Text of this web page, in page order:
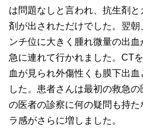
は問題なしと言われ、抗生剤
剤が出されただけでした。翌
ンチ位に大きく腫れ微量の出
急に連れて行かれました。CT
血が見られ外傷性くも膜下出
した。患者さんは最初の救急
の医者の診察に何の疑問も持
ラ感がさらに増しました。